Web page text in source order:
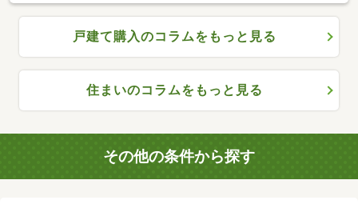
戸建て購入のコラムをもっと見る
住まいのコラムをもっと見る
その他の条件から探す